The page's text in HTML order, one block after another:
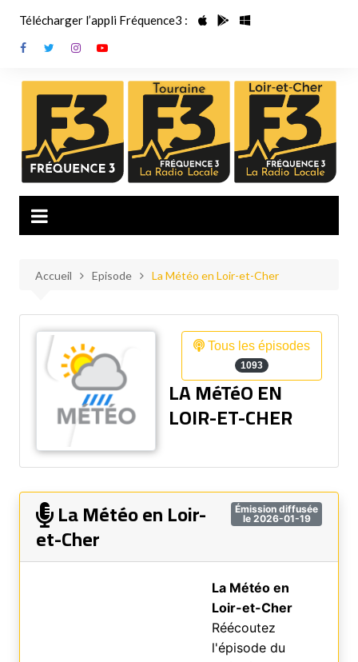
contenu
Télécharger l’appli Fréquence3 :
Accueil Episode La Météo en Loir-et-Cher
Tous les épisodes
1093
LA MéTéO EN
LOIR-ET-CHER
Émission diffusée
le 2026-01-19
La Météo en Loir-
et-Cher
La Météo en
Loir-et-Cher
Réécoutez
l'épisode du